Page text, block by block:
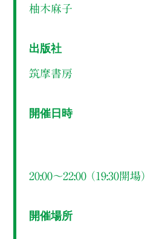
柚木麻子
出版社
筑摩書房
開催日時
20:00～22:00 （19:30開場）
開催場所